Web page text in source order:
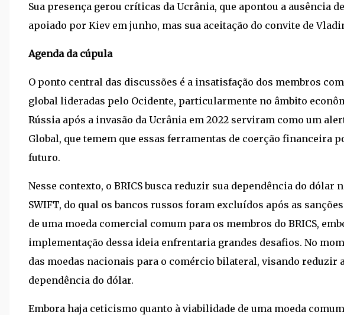
Sua presença gerou críticas da Ucrânia, que apontou a ausência
apoiado por Kiev em junho, mas sua aceitação do convite de
Agenda da cúpula
O ponto central das discussões é a insatisfação dos membros
global lideradas pelo Ocidente, particularmente no âmbito
Rússia após a invasão da Ucrânia em 2022 serviram como um
Global, que temem que essas ferramentas de coerção financeira
futuro.
Nesse contexto, o BRICS busca reduzir sua dependência do dólar
SWIFT, do qual os bancos russos foram excluídos após as
de uma moeda comercial comum para os membros do BRICS,
implementação dessa ideia enfrentaria grandes desafios. No
das moedas nacionais para o comércio bilateral, visando
dependência do dólar.
Embora haja ceticismo quanto à viabilidade de uma moeda